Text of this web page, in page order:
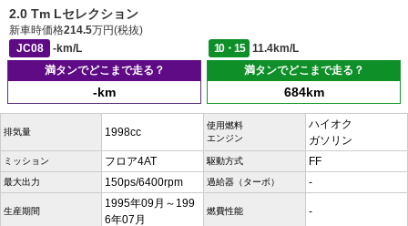
2.0 Tm Lセレクション
新車時価格214.5万円(税抜)
JC08
-km/L 10・15
11.4km/L
満タンでどこまで走る？
-km
満タンでどこまで走る？
684km
排気量 1998cc
使用燃料
エンジン
ハイオク
ガソリン
ミッション フロア4AT 駆動方式 FF
最大出力 150ps/6400rpm 過給器（ターボ） -
生産期間
1995年09月～199
6年07月
燃費性能 -